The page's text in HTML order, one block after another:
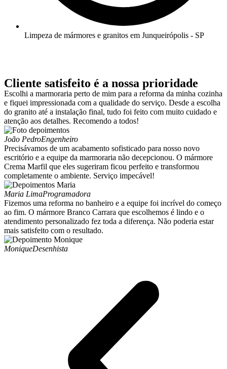
Limpeza de mármores e granitos em Junqueirópolis - SP
Cliente satisfeito é a nossa prioridade
Escolhi a marmoraria perto de mim para a reforma da minha cozinha
e fiquei impressionada com a qualidade do serviço. Desde a escolha
do granito até a instalação final, tudo foi feito com muito cuidado e
atenção aos detalhes. Recomendo a todos!
João PedroEngenheiro
Precisávamos de um acabamento sofisticado para nosso novo
escritório e a equipe da marmoraria não decepcionou. O mármore
Crema Marfil que eles sugeriram ficou perfeito e transformou
completamente o ambiente. Serviço impecável!
Maria LimaProgramadora
Fizemos uma reforma no banheiro e a equipe foi incrível do começo
ao fim. O mármore Branco Carrara que escolhemos é lindo e o
atendimento personalizado fez toda a diferença. Não poderia estar
mais satisfeito com o resultado.
MoniqueDesenhista